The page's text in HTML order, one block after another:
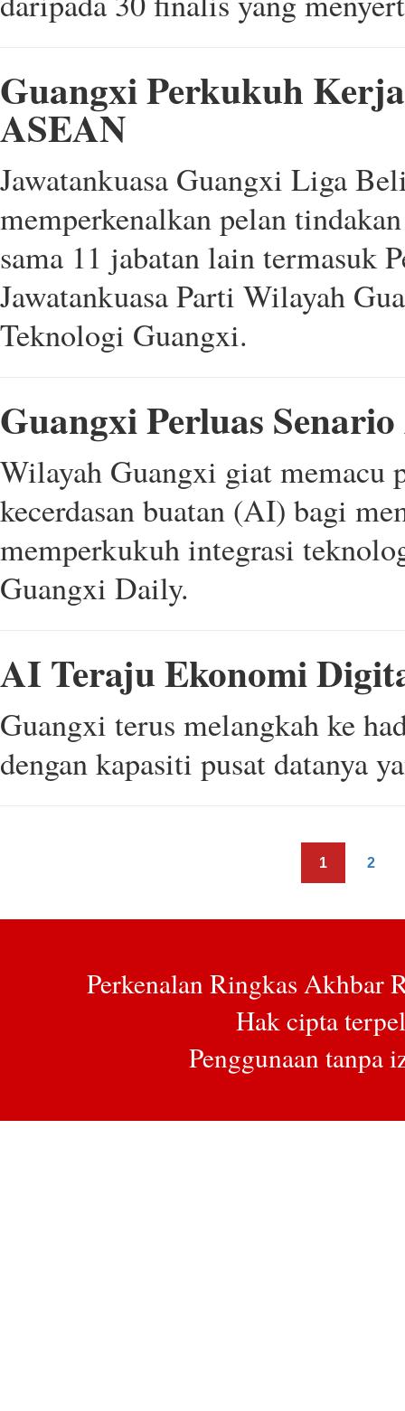
Guangxi Perkukuh
ASEAN
Jawatankuasa Guangxi Liga
memperkenalkan pelan
sama 11 jabatan lain termasuk
Jawatankuasa Parti Wilayah
Teknologi Guangxi.
Guangxi Perluas
Wilayah Guangxi giat memacu
kecerdasan buatan (AI) bagi
memperkukuh integrasi
Guangxi Daily.
AI Teraju Ekonomi
Guangxi terus melangkah ke
dengan kapasiti pusat datanya
1 2
Perkenalan Ringkas Akhbar
Hak cipta
Penggunaan tanpa